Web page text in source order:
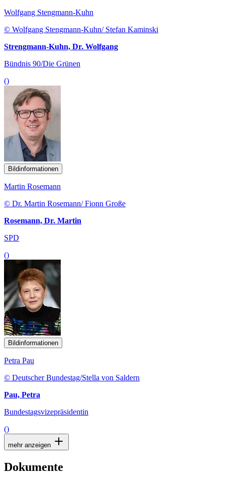
Wolfgang Stengmann-Kuhn
© Wolfgang Stengmann-Kuhn/ Stefan Kaminski
Strengmann-Kuhn, Dr. Wolfgang
Bündnis 90/Die Grünen
()
Bildinformationen
Martin Rosemann
© Dr. Martin Rosemann/ Fionn Große
Rosemann, Dr. Martin
SPD
()
Bildinformationen
Petra Pau
© Deutscher Bundestag/Stella von Saldern
Pau, Petra
Bundestagsvizepräsidentin
()
mehr anzeigen
Dokumente